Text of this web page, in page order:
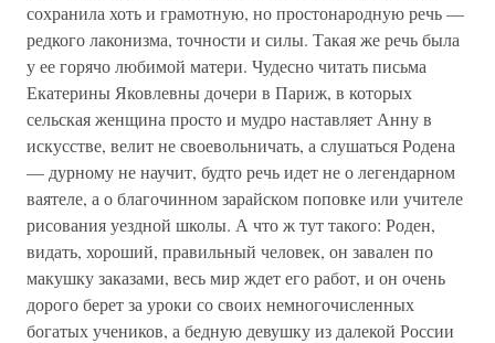
сохранила хоть и грамотную, но простонародную речь —
редкого лаконизма, точности и силы. Такая же речь была
у ее горячо любимой матери. Чудесно читать письма
Екатерины Яковлевны дочери в Париж, в которых
сельская женщина просто и мудро наставляет Анну в
искусстве, велит не своевольничать, а слушаться Родена
— дурному не научит, будто речь идет не о легендарном
ваятеле, а о благочинном зарайском поповке или учителе
рисования уездной школы. А что ж тут такого: Роден,
видать, хороший, правильный человек, он завален по
макушку заказами, весь мир ждет его работ, и он очень
дорого берет за уроки со своих немногочисленных
богатых учеников, а бедную девушку из далекой России